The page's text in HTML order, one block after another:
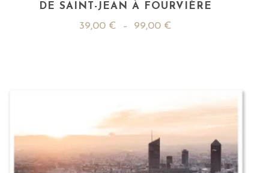
DE SAINT-JEAN À FOURVIÈRE
39,00 € – 99,00 €